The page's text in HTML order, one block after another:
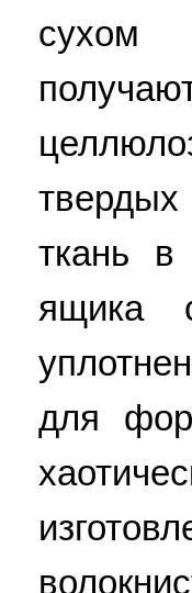
сухом
ткань в
ящика
для